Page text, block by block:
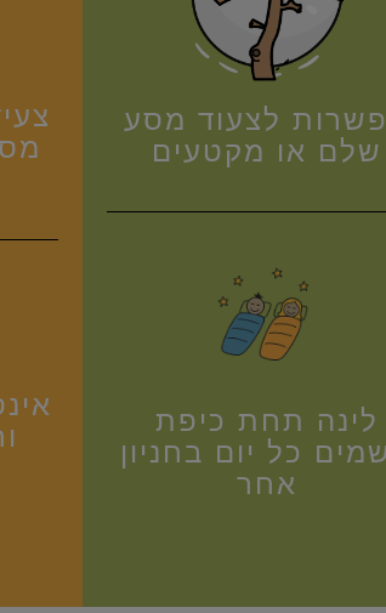
לצעוד מסע
שלם או מקטעים
לינה תחת כיפת
כל יום בחניון
אחר